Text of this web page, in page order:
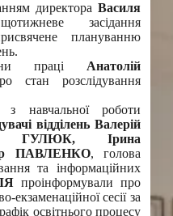
директора Василя
засідання
плануванню
праці Анатолій
стан розслідування
з навчальної роботи
відділень Валерій
ГУЛЮК, Ірина
ПАВЛЕНКО, голова
та інформаційних
проінформували про
екзаменаційної сесії за
освітнього процесу